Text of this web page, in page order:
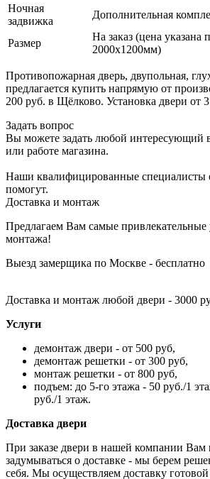
Ночная
задвижка
Дополнительная
Размер
На заказ (цена указана
2000х1200мм)
Противопожарная дверь, двупольная,
предлагается купить напрямую от
200 руб. в Щёлково. Установка двери от
Задать вопрос
Вы можете задать любой интересующий
или работе магазина.
Наши квалифицированные специалисты
помогут.
Доставка и монтаж
Предлагаем Вам самые привлекательные
монтажа!
Выезд замерщика по Москве - бесплатно
Доставка и монтаж любой двери - 3000
Услуги
демонтаж двери - от 500 руб,
демонтаж решетки - от 300 руб,
монтаж решетки - от 800 руб,
подъем: до 5-го этажа - 50 руб./1
руб./1 этаж.
Доставка двери
При заказе двери в нашей компании
задумываться о доставке - мы берем
себя. Мы осуществляем доставку